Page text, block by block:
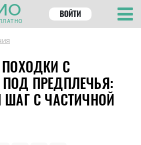
ВОЙТИ
С
ПРЕДПЛЕЧЬЯ:
ШАГ С ЧАСТИЧНОЙ